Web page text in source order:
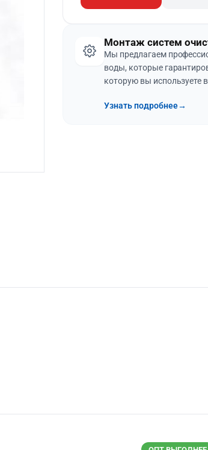
Монтаж систем
Мы предлагаем
воды, которые
которую вы используете
Узнать подробнее→